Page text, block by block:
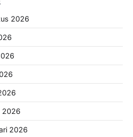
2026
2026
2026